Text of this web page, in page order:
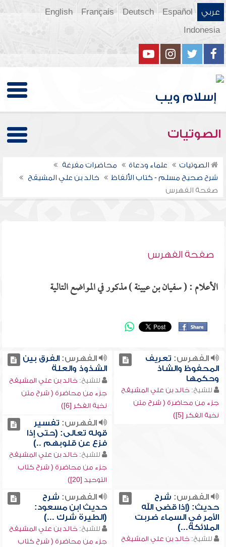
عربي Español
Deutsch
Français
English
Indonesia
الصوتيات
الصوتيات علماء ودعاة
محاضرات مفرغة
شرح صحيح مسلم - كتاب الألفاظ
خالد بن علي المشيقح
صفحة الفهرس
صفحة الفهرس
الأعلام : ( سفيان بن عيينة ) مذكور في المواضع التالية
الفهرس: تعريف
المحفوظ والشاذ
وحكمها
للشيخ: خالد بن علي المشيقح
جزء من محاضرة ( شرح متن
نخبة الفكر [5])
الفهرس:الفرق بين
الشذوذ والعلة
للشيخ: خالد بن علي المشيقح
جزء من محاضرة ( شرح متن
نخبة الفكر [6])
الفهرس: تفسير
قوله تعالى: (حتى إذا
فزع عن قلوبهم ..)
للشيخ: خالد بن علي المشيقح
جزء من محاضرة ( شرح كتاب
التوحيد [20])
الفهرس: شرح
حديث: (إذا قضى الله
الأمر في السماء ضربت
الملائكة...)
للشيخ: خالد بن علي المشيقح
الفهرس: شرح
حديث ابن مسعود:
(الطيرة شرك ...)
للشيخ: خالد بن علي المشيقح
جزء من محاضرة ( شرح كتاب